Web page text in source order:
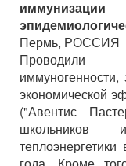
Пермь, РОССИЯ
Проводили
экономической
("Авентис
школьников